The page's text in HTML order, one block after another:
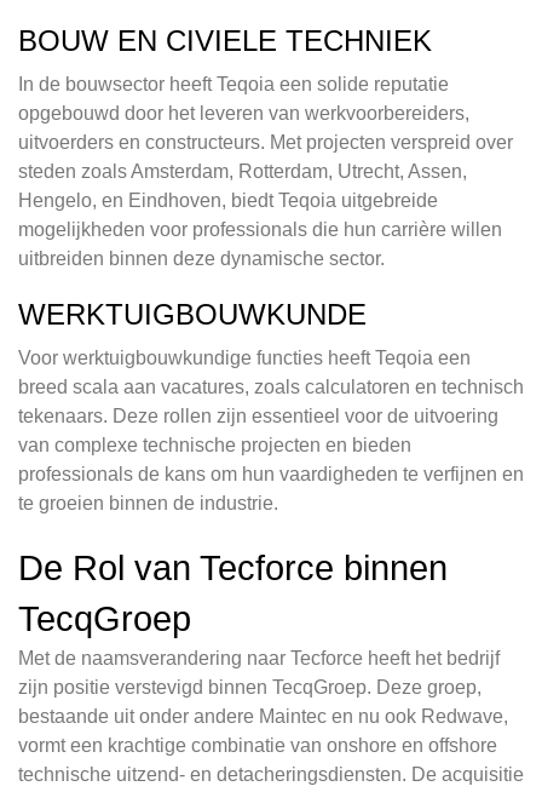
BOUW EN CIVIELE TECHNIEK
In de bouwsector heeft Teqoia een solide reputatie
opgebouwd door het leveren van werkvoorbereiders,
uitvoerders en constructeurs. Met projecten verspreid over
steden zoals Amsterdam, Rotterdam, Utrecht, Assen,
Hengelo, en Eindhoven, biedt Teqoia uitgebreide
mogelijkheden voor professionals die hun carrière willen
uitbreiden binnen deze dynamische sector.
WERKTUIGBOUWKUNDE
Voor werktuigbouwkundige functies heeft Teqoia een
breed scala aan vacatures, zoals calculatoren en technisch
tekenaars. Deze rollen zijn essentieel voor de uitvoering
van complexe technische projecten en bieden
professionals de kans om hun vaardigheden te verfijnen en
te groeien binnen de industrie.
De Rol van Tecforce binnen
TecqGroep
Met de naamsverandering naar Tecforce heeft het bedrijf
zijn positie verstevigd binnen TecqGroep. Deze groep,
bestaande uit onder andere Maintec en nu ook Redwave,
vormt een krachtige combinatie van onshore en offshore
technische uitzend- en detacheringsdiensten. De acquisitie